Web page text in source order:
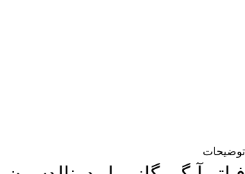
توضیحات